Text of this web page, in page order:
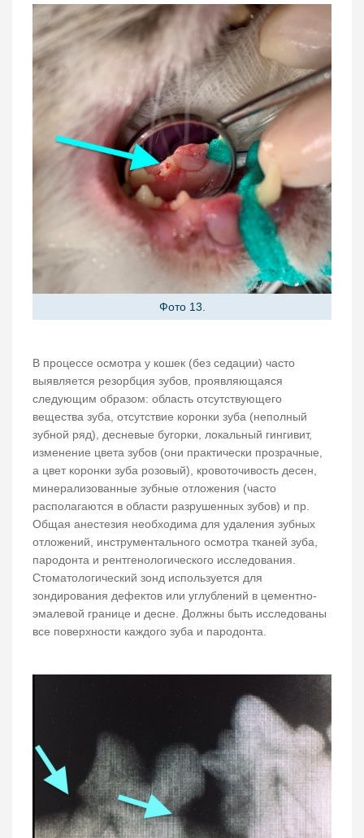
Фото 13.
В процессе осмотра у кошек (без седации) часто
выявляется резорбция зубов, проявляющаяся
следующим образом: область отсутствующего
вещества зуба, отсутствие коронки зуба (неполный
зубной ряд), десневые бугорки, локальный гингивит,
изменение цвета зубов (они практически прозрачные,
а цвет коронки зуба розовый), кровоточивость десен,
минерализованные зубные отложения (часто
располагаются в области разрушенных зубов) и пр.
Общая анестезия необходима для удаления зубных
отложений, инструментального осмотра тканей зуба,
пародонта и рентгенологического исследования.
Стоматологический зонд используется для
зондирования дефектов или углублений в цементно-
эмалевой границе и десне. Должны быть исследованы
все поверхности каждого зуба и пародонта.